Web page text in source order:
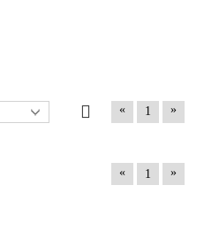
«
1 »
« 1 »